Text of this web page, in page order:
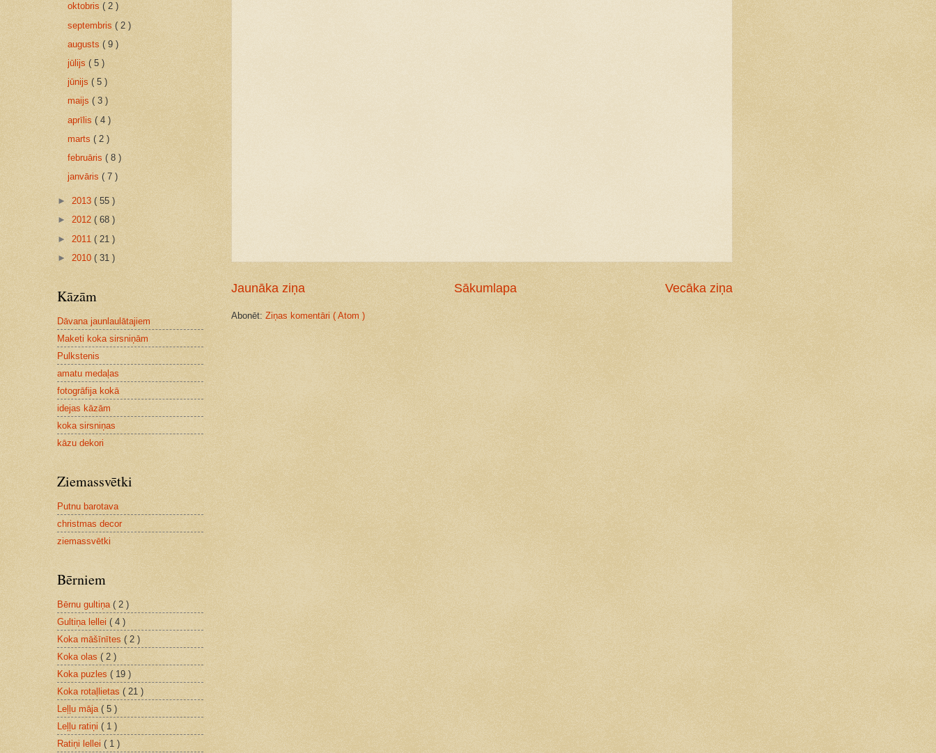
Jaunāka ziņa Vecāka ziņa
Sākumlapa
Abonēt: Ziņas komentāri ( Atom )
oktobris( 2 )
septembris( 2 )
augusts( 9 )
jūlijs( 5 )
jūnijs( 5 )
maijs( 3 )
aprīlis( 4 )
marts( 2 )
februāris( 8 )
janvāris( 7 )
► 2013 ( 55 )
► 2012 ( 68 )
► 2011 ( 21 )
► 2010 ( 31 )
Kāzām
Dāvana jaunlaulātajiem
Maketi koka sirsniņām
Pulkstenis
amatu medaļas
fotogrāfija kokā
idejas kāzām
koka sirsniņas
kāzu dekori
Ziemassvētki
Putnu barotava
christmas decor
ziemassvētki
Bērniem
Bērnu gultiņa ( 2 )
Gultiņa lellei ( 4 )
Koka māšīnītes ( 2 )
Koka olas ( 2 )
Koka puzles ( 19 )
Koka rotaļlietas ( 21 )
Leļļu māja ( 5 )
Leļļu ratiņi ( 1 )
Ratiņi lellei ( 1 )